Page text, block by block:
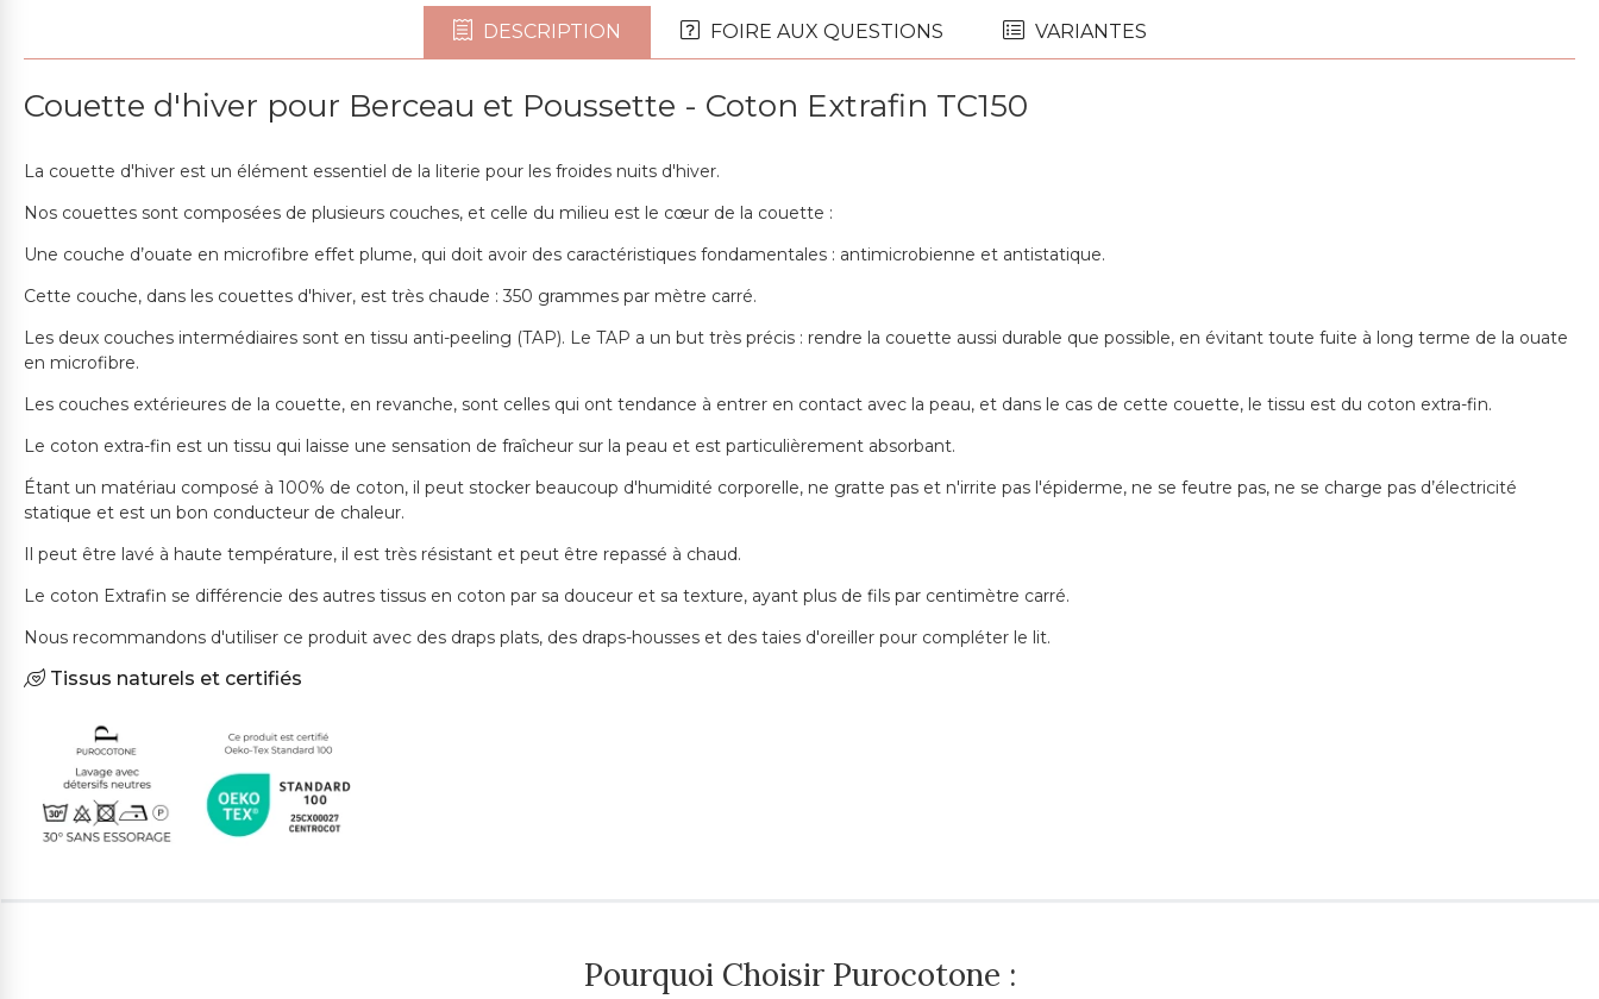
DESCRIPTION FOIRE AUX QUESTIONS VARIANTES
Couette d'hiver pour Berceau et Poussette - Coton Extrafin TC150
La couette d'hiver est un élément essentiel de la literie pour les froides nuits d'hiver.
Nos couettes sont composées de plusieurs couches, et celle du milieu est le cœur de la couette :
Une couche d’ouate en microfibre effet plume, qui doit avoir des caractéristiques fondamentales : antimicrobienne et antistatique.
Cette couche, dans les couettes d'hiver, est très chaude : 350 grammes par mètre carré.
Les deux couches intermédiaires sont en tissu anti-peeling (TAP). Le TAP a un but très précis : rendre la couette aussi durable que possible, en évitant toute fuite à long terme de la ouate
en microfibre.
Les couches extérieures de la couette, en revanche, sont celles qui ont tendance à entrer en contact avec la peau, et dans le cas de cette couette, le tissu est du coton extra-fin.
Le coton extra-fin est un tissu qui laisse une sensation de fraîcheur sur la peau et est particulièrement absorbant.
Étant un matériau composé à 100% de coton, il peut stocker beaucoup d'humidité corporelle, ne gratte pas et n'irrite pas l'épiderme, ne se feutre pas, ne se charge pas d’électricité
statique et est un bon conducteur de chaleur.
Il peut être lavé à haute température, il est très résistant et peut être repassé à chaud.
Le coton Extrafin se différencie des autres tissus en coton par sa douceur et sa texture, ayant plus de fils par centimètre carré.
Nous recommandons d'utiliser ce produit avec des draps plats, des draps-housses et des taies d'oreiller pour compléter le lit.
Tissus naturels et certifiés
Pourquoi Choisir Purocotone :